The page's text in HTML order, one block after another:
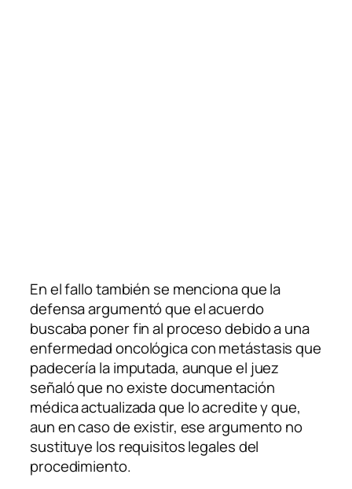
En el fallo también se menciona que la
defensa argumentó que el acuerdo
buscaba poner fin al proceso debido a una
enfermedad oncológica con metástasis que
padecería la imputada, aunque el juez
señaló que no existe documentación
médica actualizada que lo acredite y que,
aun en caso de existir, ese argumento no
sustituye los requisitos legales del
procedimiento.